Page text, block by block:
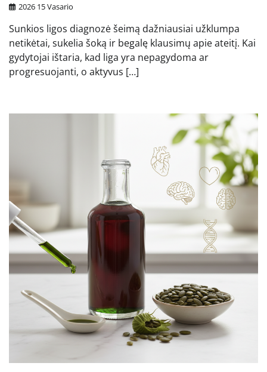
2026 15 Vasario
Sunkios ligos diagnozė šeimą dažniausiai užklumpa
netikėtai, sukelia šoką ir begalę klausimų apie ateitį. Kai
gydytojai ištaria, kad liga yra nepagydoma ar
progresuojanti, o aktyvus […]